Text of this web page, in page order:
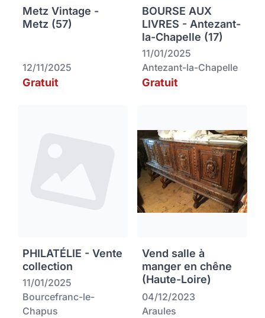
Metz Vintage -
Metz (57)
12/11/2025
Gratuit
BOURSE AUX
LIVRES - Antezant-
la-Chapelle (17)
11/01/2025
Antezant-la-Chapelle
Gratuit
PHILATÉLIE - Vente
collection
11/01/2025
Bourcefranc-le-
Chapus
Vend salle à
manger en chêne
(Haute-Loire)
04/12/2023
Araules